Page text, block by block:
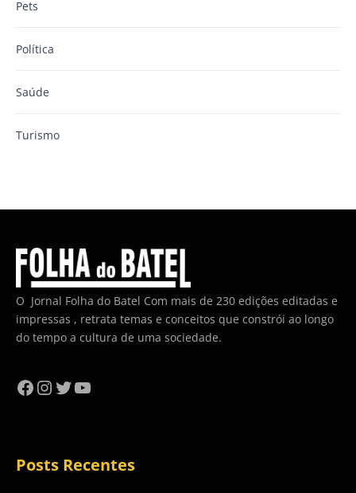
Pets
Política
Saúde
Turismo
O Jornal Folha do Batel Com mais de 230 edições editadas e
impressas , retrata temas e conceitos que constrói ao longo
do tempo a cultura de uma sociedade.
Facebook
Instagram
Twitter
YouTube
Posts Recentes